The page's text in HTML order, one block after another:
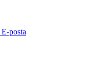
E-posta